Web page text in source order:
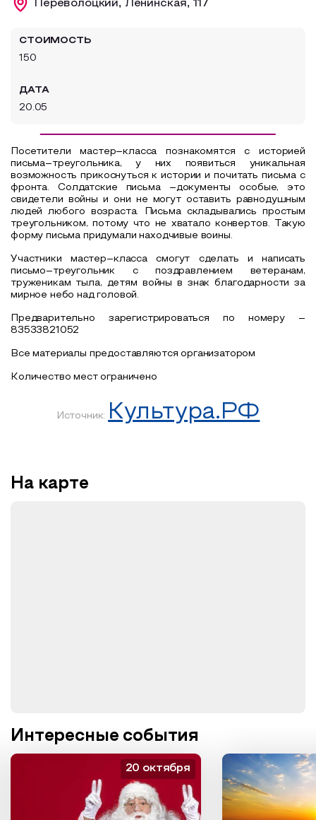
Аттестованные экскурсоводы
Все маршруты
Переволоцкий, Ленинская, 117
СТОИМОСТЬ
150
ДАТА
20.05
Посетители мастер–класса познакомятся с историей
письма–треугольника, у них появиться уникальная
возможность прикоснуться к истории и почитать письма с
фронта. Солдатские письма –документы особые, это
свидетели войны и они не могут оставить равнодушным
людей любого возраста. Письма складывались простым
треугольником, потому что не хватало конвертов. Такую
форму письма придумали находчивые воины.
Участники мастер–класса смогут сделать и написать
письмо–треугольник с поздравлением ветеранам,
труженикам тыла, детям войны в знак благодарности за
мирное небо над головой.
Предварительно зарегистрироваться по номеру –
83533821052
Все материалы предоставляются организатором
Количество мест ограничено
Источник: Культура.РФ
На карте
Интересные события
20 октября